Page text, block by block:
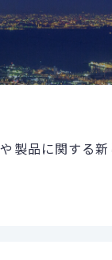
製品に関する